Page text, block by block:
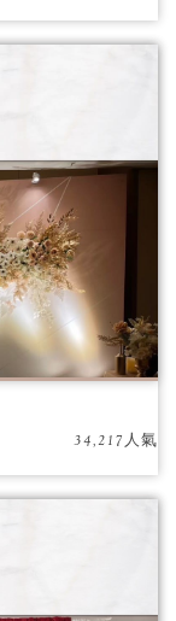
34,217人氣